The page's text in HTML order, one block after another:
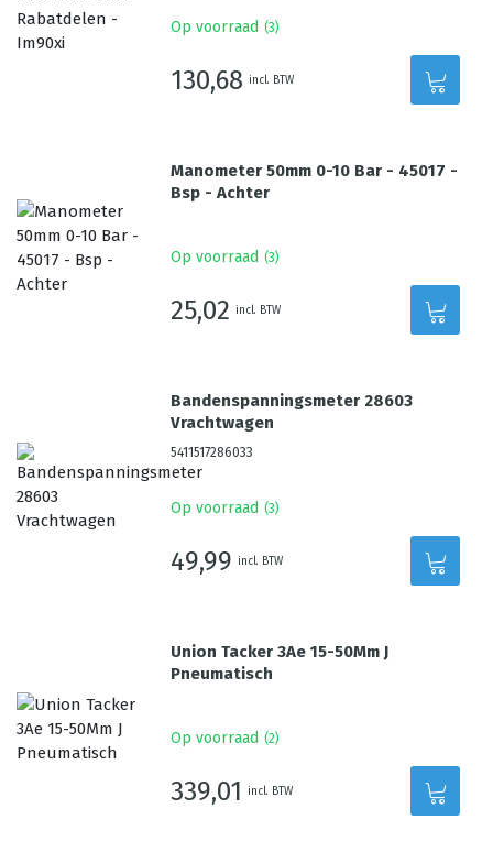
Op voorraad (3)
130,68 incl. BTW
Manometer 50mm 0-10 Bar - 45017 -
Bsp - Achter
Op voorraad (3)
25,02 incl. BTW
Bandenspanningsmeter 28603
Vrachtwagen
5411517286033
Op voorraad (3)
49,99 incl. BTW
Union Tacker 3Ae 15-50Mm J
Pneumatisch
Op voorraad (2)
339,01 incl. BTW